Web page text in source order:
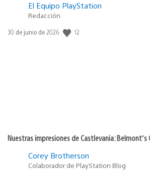
El Equipo PlayStation
Redacción
Fecha
30 de junio de 2026 12
Nuestras impresiones de Castlevania: Belmont’s
Corey Brotherson
Colaborador de PlayStation Blog